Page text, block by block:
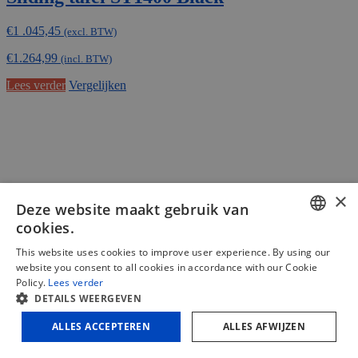
€1 .045,45 (excl. BTW)
€1.264,99 (incl. BTW)
Lees verder Vergelijken
FRENCH
×
Deze website maakt gebruik van
cookies.
This website uses cookies to improve user experience. By using our
website you consent to all cookies in accordance with our Cookie
Policy. Lees verder
DETAILS WEERGEVEN
ALLES ACCEPTEREN ALLES AFWIJZEN